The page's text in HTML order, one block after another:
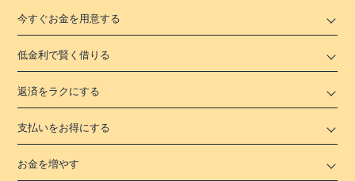
今すぐお金を用意する
低金利で賢く借りる
返済をラクにする
支払いをお得にする
お金を増やす